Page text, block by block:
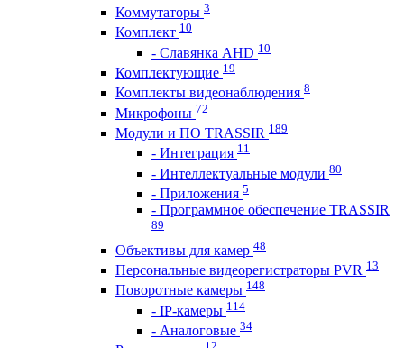
Коммутаторы 3
Комплект 10
- Славянка AHD 10
Комплектующие 19
Комплекты видеонаблюдения 8
Микрофоны 72
Модули и ПО TRASSIR 189
- Интеграция 11
- Интеллектуальные модули 80
- Приложения 5
- Программное обеспечение TRASSIR
89
Объективы для камер 48
Персональные видеорегистраторы PVR 13
Поворотные камеры 148
- IP-камеры 114
- Аналоговые 34